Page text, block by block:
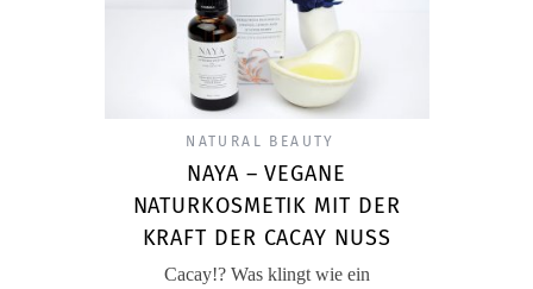
NATURAL BEAUTY
NAYA – VEGANE
NATURKOSMETIK MIT DER
KRAFT DER CACAY NUSS
Cacay!? Was klingt wie ein